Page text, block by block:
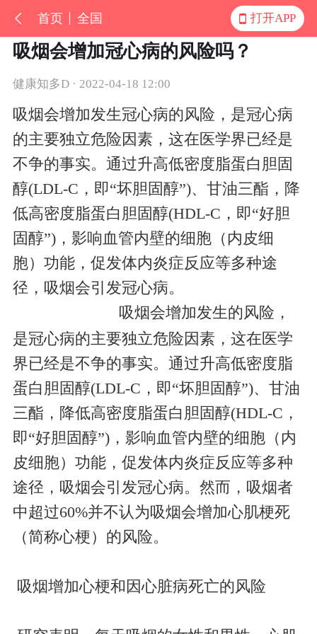
首页 全国 打开APP
吸烟会增加冠心病的风险吗？
健康知多D · 2022-04-18 12:00
吸烟会增加发生冠心病的风险，是冠心病
的主要独立危险因素，这在医学界已经是
不争的事实。通过升高低密度脂蛋白胆固
醇(LDL-C，即“坏胆固醇”)、甘油三酯，降
低高密度脂蛋白胆固醇(HDL-C，即“好胆
固醇”)，影响血管内壁的细胞（内皮细
胞）功能，促发体内炎症反应等多种途
径，吸烟会引发冠心病。
吸烟会增加发生的风险，
是冠心病的主要独立危险因素，这在医学
界已经是不争的事实。通过升高低密度脂
蛋白胆固醇(LDL-C，即“坏胆固醇”)、甘油
三酯，降低高密度脂蛋白胆固醇(HDL-C，
即“好胆固醇”)，影响血管内壁的细胞（内
皮细胞）功能，促发体内炎症反应等多种
途径，吸烟会引发冠心病。然而，吸烟者
中超过60%并不认为吸烟会增加心肌梗死
（简称心梗）的风险。
吸烟增加心梗和因心脏病死亡的风险